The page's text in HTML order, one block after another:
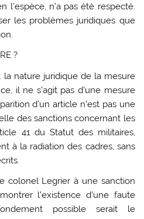
l’espèce, n’a pas été respecté.
les problèmes juridiques que
?
la nature juridique de la mesure
il ne s’agit pas d’une mesure
d’un article n’est pas une
des sanctions concernant les
41 du Statut des militaires,
à la radiation des cadres, sans
colonel Legrier à une sanction
l’existence d’une faute
possible serait le